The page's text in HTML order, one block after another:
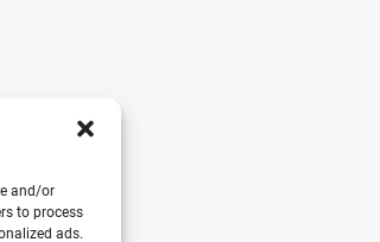
and/or
to process
ads.